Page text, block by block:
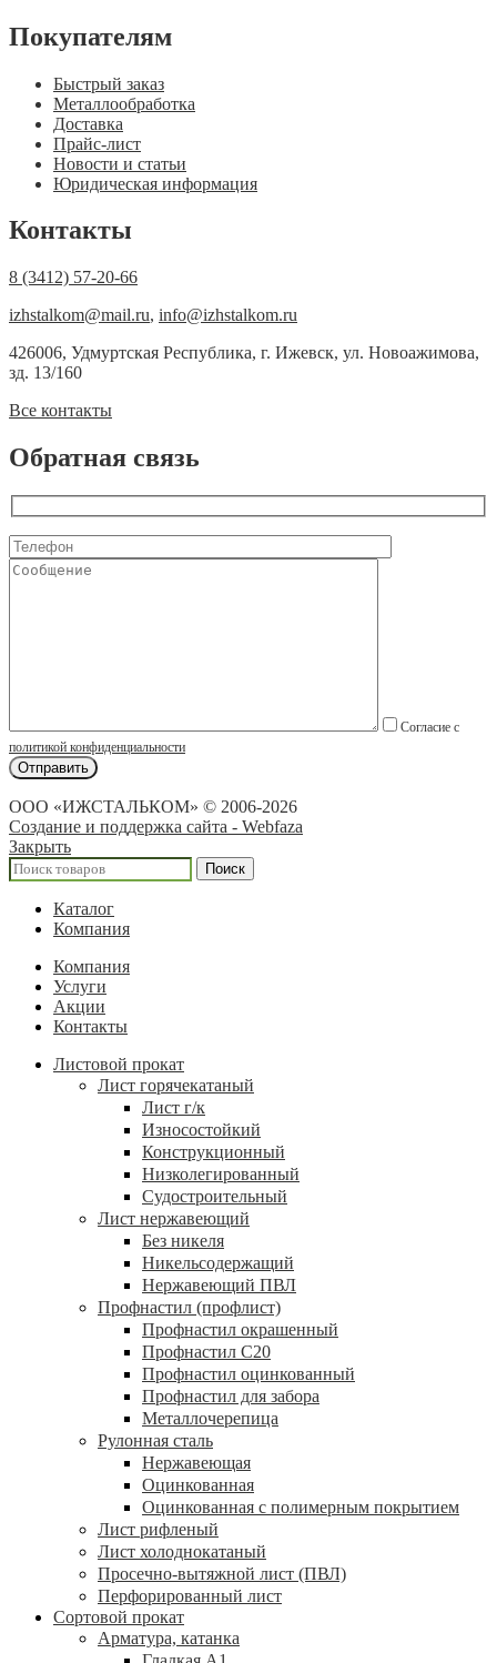
Покупателям
Быстрый заказ
Металлообработка
Доставка
Прайс-лист
Новости и статьи
Юридическая информация
Контакты
8 (3412) 57-20-66
izhstalkom@mail.ru, info@izhstalkom.ru
426006, Удмуртская Республика, г. Ижевск, ул. Новоажимова,
зд. 13/160
Все контакты
Обратная связь
Согласие с
политикой конфиденциальности
ООО «ИЖСТАЛЬКОМ» © 2006-2026
Создание и поддержка сайта - Webfaza
Закрыть
Поиск
Каталог
Компания
Компания
Услуги
Акции
Контакты
Листовой прокат
Лист горячекатаный
Лист г/к
Износостойкий
Конструкционный
Низколегированный
Судостроительный
Лист нержавеющий
Без никеля
Никельсодержащий
Нержавеющий ПВЛ
Профнастил (профлист)
Профнастил окрашенный
Профнастил С20
Профнастил оцинкованный
Профнастил для забора
Металлочерепица
Рулонная сталь
Нержавеющая
Оцинкованная
Оцинкованная с полимерным покрытием
Лист рифленый
Лист холоднокатаный
Просечно-вытяжной лист (ПВЛ)
Перфорированный лист
Сортовой прокат
Арматура, катанка